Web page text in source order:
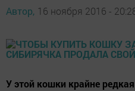
Автор, 16 ноября 2016 -
У этой кошки крайне